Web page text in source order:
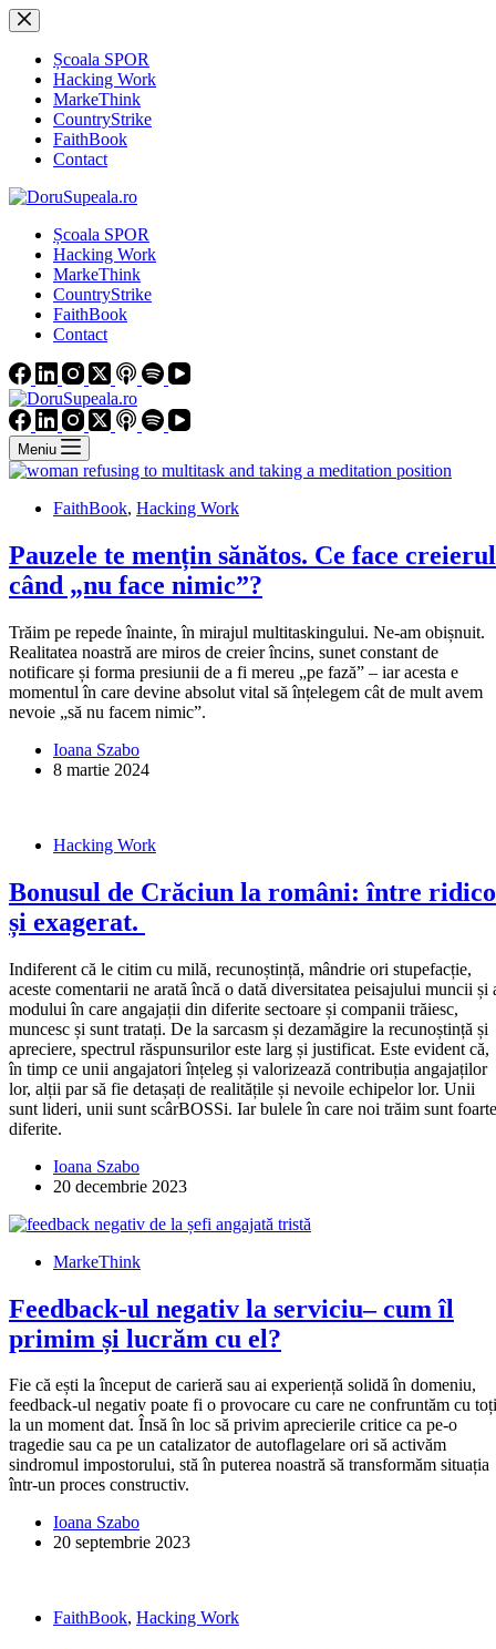
Sari
la
conținutȘcoala SPOR
Hacking Work
MarkeThink
CountryStrike
FaithBook
Contact
Școala SPOR
Hacking Work
MarkeThink
CountryStrike
FaithBook
Contact
Meniu
FaithBook, Hacking Work
Pauzele te mențin sănătos. Ce face creierul
când „nu face nimic”?
Trăim pe repede înainte, în mirajul multitaskingului. Ne-am obișnuit.
Realitatea noastră are miros de creier încins, sunet constant de
notificare și forma presiunii de a fi mereu „pe fază” – iar acesta e
momentul în care devine absolut vital să înțelegem cât de mult avem
nevoie „să nu facem nimic”.
Ioana Szabo
8 martie 2024
Hacking Work
Bonusul de Crăciun la români: între
și exagerat.
Indiferent că le citim cu milă, recunoștință, mândrie ori stupefacție,
aceste comentarii ne arată încă o dată diversitatea peisajului muncii și
modului în care angajații din diferite sectoare și companii trăiesc,
muncesc și sunt tratați. De la sarcasm și dezamăgire la recunoștință și
apreciere, spectrul răspunsurilor este larg și justificat. Este evident că,
în timp ce unii angajatori înțeleg și valorizează contribuția angajaților
lor, alții par să fie detașați de realitățile și nevoile echipelor lor. Unii
sunt lideri, unii sunt scârBOSSi. Iar bulele în care noi trăim sunt foarte
diferite.
Ioana Szabo
20 decembrie 2023
MarkeThink
Feedback-ul negativ la serviciu– cum îl
primim și lucrăm cu el?
Fie că ești la început de carieră sau ai experiență solidă în domeniu,
feedback-ul negativ poate fi o provocare cu care ne confruntăm cu
la un moment dat. Însă în loc să privim aprecierile critice ca pe-o
tragedie sau ca pe un catalizator de autoflagelare ori să activăm
sindromul impostorului, stă în puterea noastră să transformăm situația
într-un proces constructiv.
Ioana Szabo
20 septembrie 2023
FaithBook, Hacking Work